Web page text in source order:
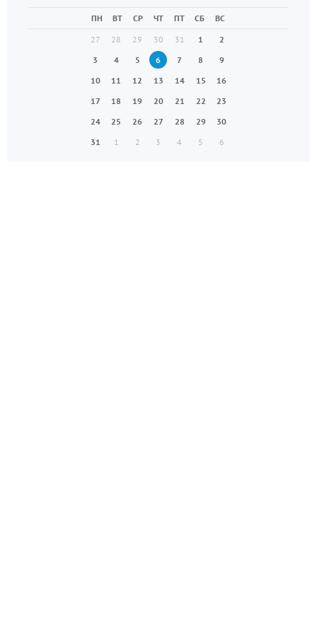
ПН ВТ СР ЧТ ПТ СБ
ВС
27
28 29 30 31 1
2
3
4 5 6 7 8
9
10
11 12 13 14 15
16
17
18 19 20 21 22
23
24
25 26 27 28 29
30
31
1 2 3 4 5 6